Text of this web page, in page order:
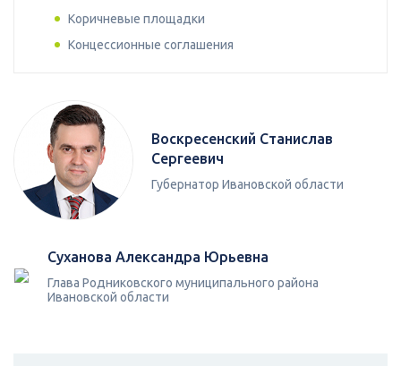
Коричневые площадки
Концессионные соглашения
Воскресенский Станислав
Сергеевич
Губернатор Ивановской области
Суханова Александра Юрьевна
Глава Родниковского муниципального района
Ивановской области